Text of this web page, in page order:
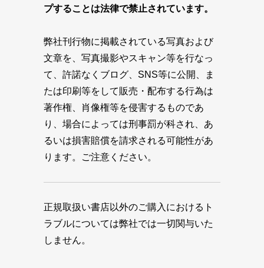
プすることは法律で禁止されています。
弊社刊行物に掲載されている写真および
文章を、写真撮影やスキャン等を行なっ
て、許諾なくブログ、SNS等に公開、ま
たは印刷等をして販売・配布する行為は
著作権、肖像権等を侵害するものであ
り、場合によっては刑事罰が科され、あ
るいは損害賠償を請求される可能性があ
ります。ご注意ください。
正規取扱い書店以外のご購入におけるト
ラブルについては弊社では一切関与いた
しません。